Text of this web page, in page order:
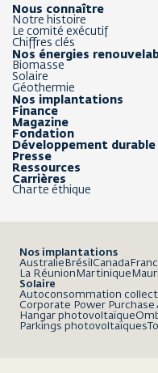
Nous connaître
Notre histoire
Le comité exécutif
Chiffres clés
Nos énergies
Biomasse
Solaire
Géothermie
Nos implantations
Finance
Magazine
Fondation
Développement durable
Presse
Ressources
Carrières
Charte éthique
Nos implantations
Australie Brésil Canada
La Réunion Martinique
Solaire
Autoconsommation
Corporate Power
Hangar photovoltaïque
Parkings photovoltaïques